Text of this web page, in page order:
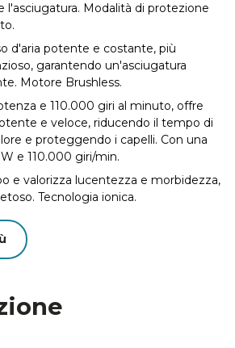
l'asciugatura. Modalità di protezione
d'aria potente e costante, più
garantendo un'asciugatura
Motore Brushless.
e 110.000 giri al minuto, offre
e veloce, riducendo il tempo di
e proteggendo i capelli. Con una
e 110.000 giri/min.
e valorizza lucentezza e morbidezza,
Tecnologia ionica.
e il colore dei capelli,
completa. Garantisce
2 velocità e 3 temperature.
e diffusore.